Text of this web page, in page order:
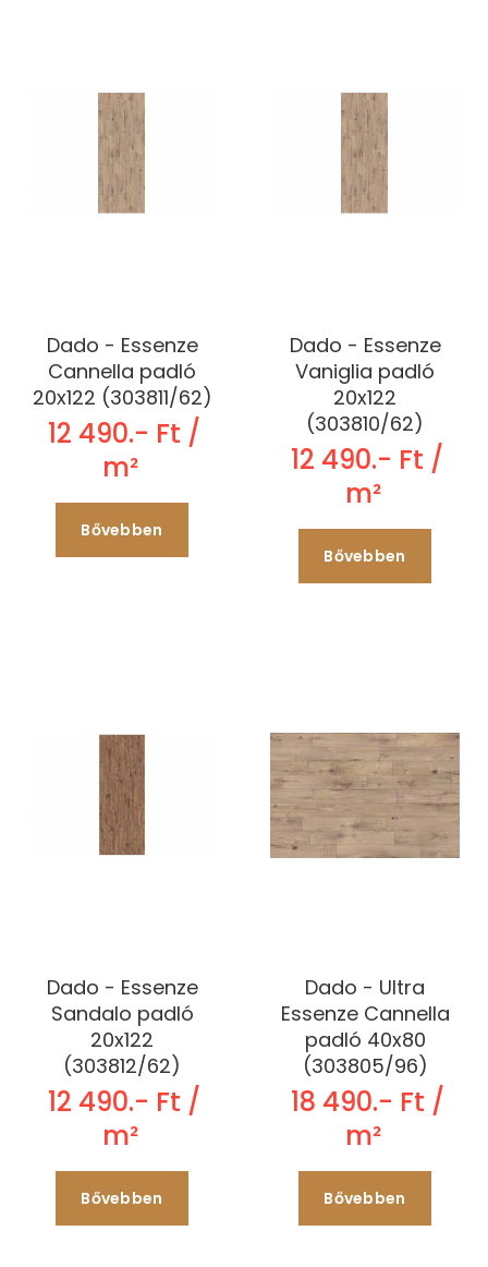
Dado - Essenze
Cannella padló
20x122 (303811/62)
12 490.- Ft /
m²
Bővebben
Dado - Essenze
Vaniglia padló
20x122
(303810/62)
12 490.- Ft /
m²
Bővebben
Dado - Essenze
Sandalo padló
20x122
(303812/62)
12 490.- Ft /
m²
Bővebben
Dado - Ultra
Essenze Cannella
padló 40x80
(303805/96)
18 490.- Ft /
m²
Bővebben